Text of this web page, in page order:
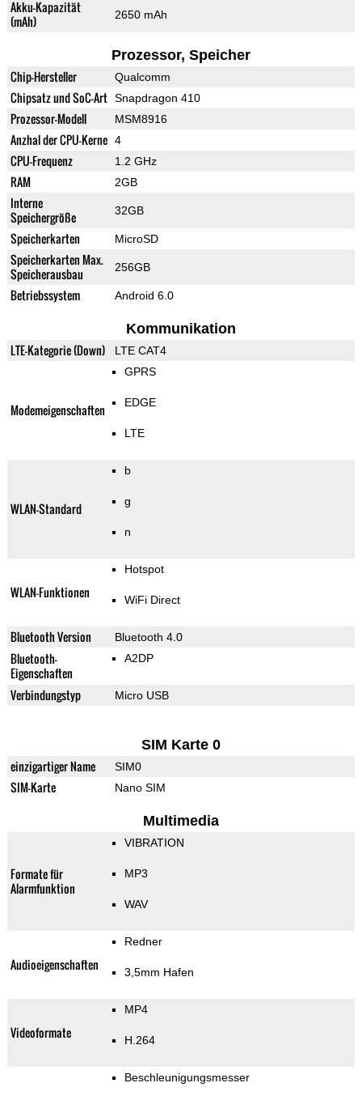
Akku-Kapazität
(mAh)
2650 mAh
Prozessor, Speicher
Chip-Hersteller Qualcomm
Chipsatz und SoC-Art Snapdragon 410
Prozessor-Modell MSM8916
Anzhal der CPU-Kerne 4
CPU-Frequenz 1.2 GHz
RAM 2GB
Interne
Speichergröße
32GB
Speicherkarten MicroSD
Speicherkarten Max.
Speicherausbau
256GB
Betriebssystem Android 6.0
Kommunikation
LTE-Kategorie (Down) LTE CAT4
Modemeigenschaften
GPRS
EDGE
LTE
WLAN-Standard
b
g
n
WLAN-Funktionen
Hotspot
WiFi Direct
Bluetooth Version Bluetooth 4.0
Bluetooth-
Eigenschaften
A2DP
Verbindungstyp Micro USB
SIM Karte 0
einzigartiger Name SIM0
SIM-Karte Nano SIM
Multimedia
Formate für
Alarmfunktion
VIBRATION
MP3
WAV
Audioeigenschaften
Redner
3,5mm Hafen
Videoformate
MP4
H.264
Beschleunigungsmesser